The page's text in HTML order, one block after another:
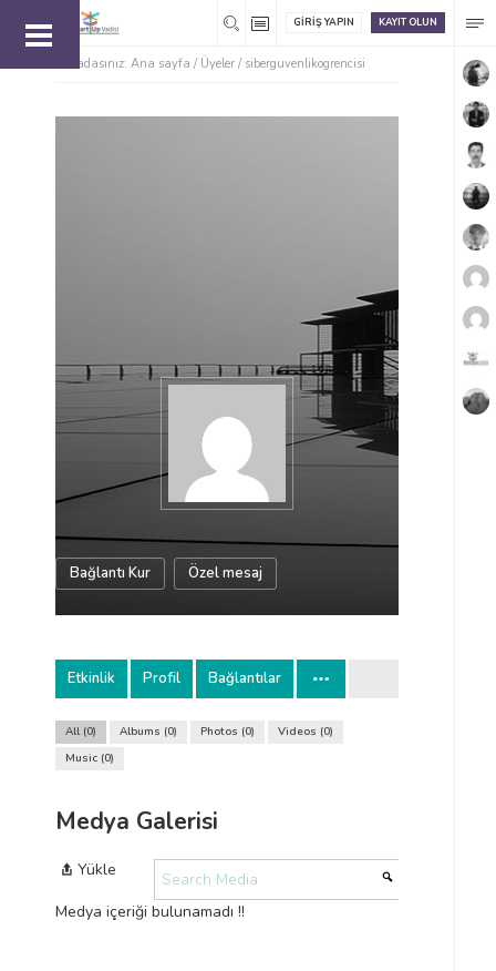
KAYIT OLUN
GIRIŞ YAPIN
Buradasınız: Ana sayfa / Üyeler / siberguvenlikogrencisi
Bağlantı Kur Özel mesaj
Etkinlik Profil Bağlantılar
All 0 Albums 0 Photos 0 Videos 0
Music 0
Medya Galerisi
Yükle
Medya içeriği bulunamadı !!